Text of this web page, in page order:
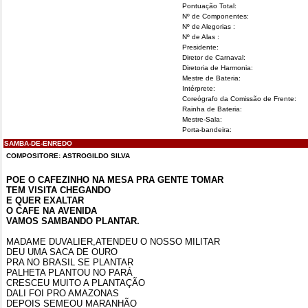
Pontuação Total:
Nº de Componentes:
Nº de Alegorias :
Nº de Alas :
Presidente:
Diretor de Carnaval:
Diretoria de Harmonia:
Mestre de Bateria:
Intérprete:
Coreógrafo da Comissão de Frente:
Rainha de Bateria:
Mestre-Sala:
Porta-bandeira:
SAMBA-DE-ENREDO
COMPOSITORE: ASTROGILDO SILVA
POE O CAFEZINHO NA MESA PRA GENTE TOMAR
TEM VISITA CHEGANDO
E QUER EXALTAR
O CAFE NA AVENIDA
VAMOS SAMBANDO PLANTAR.
MADAME DUVALIER,ATENDEU O NOSSO MILITAR
DEU UMA SACA DE OURO
PRANO BRASIL SE PLANTAR
PALHETA PLANTOU NO PARÁ
CRESCEU MUITO A PLANTAÇÃO
DALI FOI PRO AMAZONAS
DEPOIS SEMEOU MARANHÃO